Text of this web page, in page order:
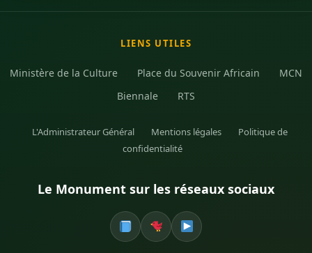
LIENS UTILES
Ministère de la Culture Place du Souvenir Africain
MCN
Biennale
RTS
L'Administrateur Général Mentions légales
Politique de
confidentialité
Le Monument sur les réseaux sociaux